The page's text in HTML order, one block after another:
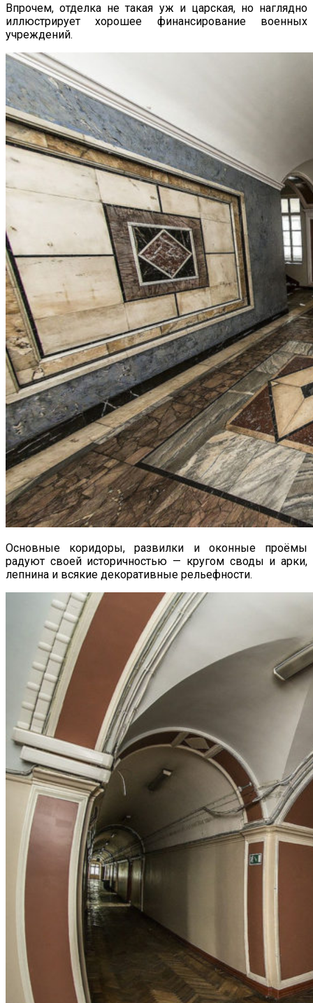
Впрочем, отделка не такая уж и царская, но наглядно
иллюстрирует хорошее финансирование военных
учреждений.
Основные коридоры, развилки и оконные проёмы
радуют своей историчностью — кругом своды и арки,
лепнина и всякие декоративные рельефности.